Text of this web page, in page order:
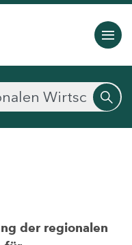
der regionalen